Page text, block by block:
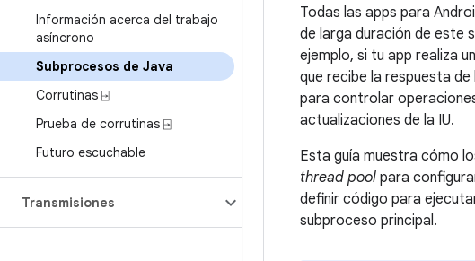
Información acerca del trabajo
asíncrono
Subprocesos de Java
Corrutinas ⍈
Prueba de corrutinas ⍈
Futuro escuchable
Transmisiones
Todas las apps para
de larga duración de este
ejemplo, si tu app realiza
que recibe la respuesta de
para controlar
actualizaciones de la IU.
Esta guía muestra cómo
thread pool para
definir código para
subproceso principal.